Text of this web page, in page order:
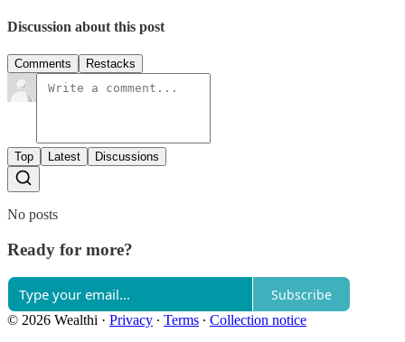
Discussion about this post
Comments Restacks
Top Latest Discussions
No posts
Ready for more?
Subscribe
© 2026 Wealthi · Privacy ∙ Terms ∙ Collection notice